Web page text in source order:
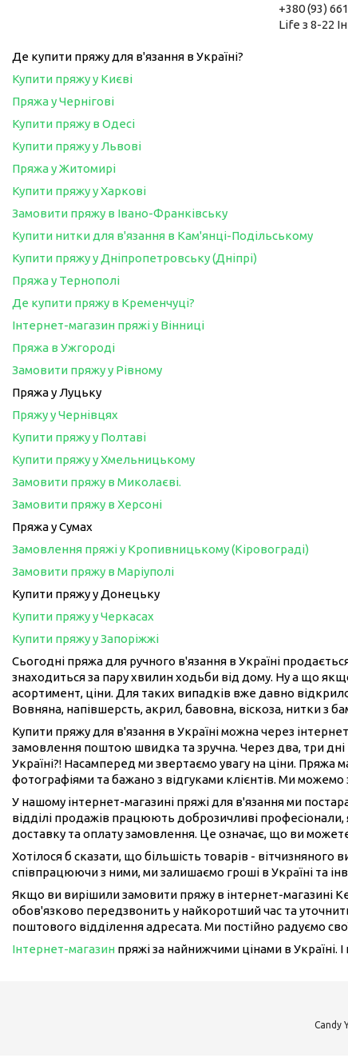
+380 (93)
Life з 8-22
Де купити пряжу для в'язання в Україні?
Купити пряжу у Києві
Пряжа у Чернігові
Купити пряжу в Одесі
Купити пряжу у Львові
Пряжа у Житомирі
Купити пряжу у Харкові
Замовити пряжу в Івано-Франківську
Купити нитки для в'язання в Кам'янці-Подільському
Купити пряжу у Дніпропетровську (Дніпрі)
Пряжа у Тернополі
Де купити пряжу в Кременчуці?
Інтернет-магазин пряжі у Вінниці
Пряжа в Ужгороді
Замовити пряжу у Рівному
Пряжа у Луцьку
Пряжу у Чернівцях
Купити пряжу у Полтаві
Купити пряжу у Хмельницькому
Замовити пряжу в Миколаєві.
Замовити пряжу в Херсоні
Пряжа у Сумах
Замовлення пряжі у Кропивницькому (Кіровограді)
Замовити пряжу в Маріуполі
Купити пряжу у Донецьку
Купити пряжу у Черкасах
Купити пряжу у Запоріжжі
Сьогодні пряжа для ручного в'язання в Україні
знаходиться за пару хвилин ходьби від дому. Ну а що
асортимент, ціни. Для таких випадків вже давно
Вовняна, напівшерсть, акрил, бавовна, віскоза, нитки з
Купити пряжу для в'язання в Україні можна через
замовлення поштою швидка та зручна. Через два, три
Україні?! Насамперед ми звертаємо увагу на ціни. Пряжа
фотографіями та бажано з відгуками клієнтів. Ми
У нашому інтернет-магазині пряжі для в'язання ми
відділі продажів працюють доброзичливі
доставку та оплату замовлення. Це означає, що ви
Хотілося б сказати, що більшість товарів -
співпрацюючи з ними, ми залишаємо гроші в Україні та
Якщо ви вирішили замовити пряжу в інтернет-магазині
обов'язково передзвонить у найкоротший час та
поштового відділення адресата. Ми постійно радуємо
Інтернет-магазин пряжі за найнижчими цінами в